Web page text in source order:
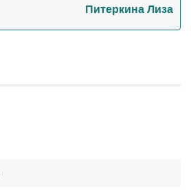
Питеркина Лиза